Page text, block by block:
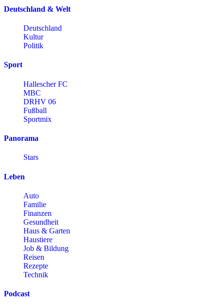
Deutschland & Welt
Deutschland
Kultur
Politik
Sport
Hallescher FC
MBC
DRHV 06
Fußball
Sportmix
Panorama
Stars
Leben
Auto
Familie
Finanzen
Gesundheit
Haus & Garten
Haustiere
Job & Bildung
Reisen
Rezepte
Technik
Podcast